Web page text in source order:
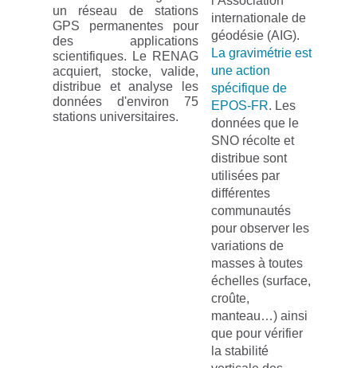
un réseau de stations
GPS permanentes pour
des applications
scientifiques. Le RENAG
acquiert, stocke, valide,
distribue et analyse les
données d'environ 75
stations universitaires.
internationale de
géodésie (AIG).
La gravimétrie est
une action
spécifique de
EPOS-FR. Les
données que le
SNO récolte et
distribue sont
utilisées par
différentes
communautés
pour observer les
variations de
masses à toutes
échelles (surface,
croûte,
manteau…) ainsi
que pour vérifier
la stabilité